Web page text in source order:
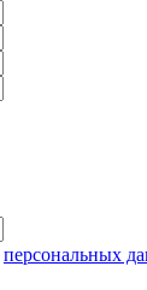
персональных